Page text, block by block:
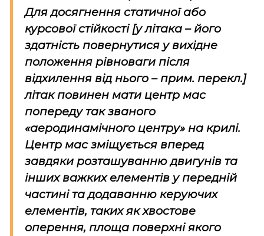
Для досягнення статичної або
курсової стійкості [у літака – його
здатність повернутися у вихідне
положення рівноваги після
відхилення від нього – прим. перекл.]
літак повинен мати центр мас
попереду так званого
«аеродинамічного центру» на крилі.
Центр мас зміщується вперед
завдяки розташуванню двигунів та
інших важких елементів у передній
частині та додаванню керуючих
елементів, таких як хвостове
оперення, площа поверхні якого